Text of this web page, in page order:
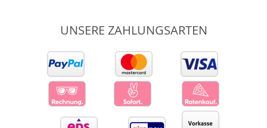
UNSERE ZAHLUNGSARTEN